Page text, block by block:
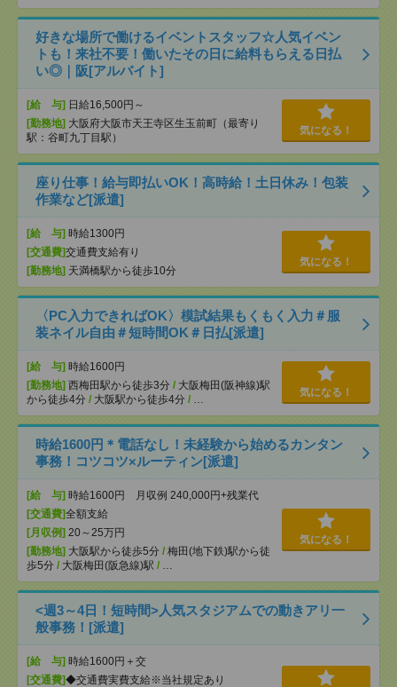
好きな場所で働けるイベントスタッフ☆人気イベン
トも！来社不要！働いたその日に給料もらえる日払
い◎｜阪[アルバイト]
[給 与] 日給16,500円～
[勤務地] 大阪府大阪市天王寺区生玉前町（最寄り
駅：谷町九丁目駅）
気になる！
座り仕事！給与即払いOK！高時給！土日休み！包装
作業など[派遣]
[給 与] 時給1300円
[交通費]交通費支給有り
[勤務地] 天満橋駅から徒歩10分
気になる！
〈PC入力できればOK〉模試結果もくもく入力＃服
装ネイル自由＃短時間OK＃日払[派遣]
[給 与] 時給1600円
[勤務地] 西梅田駅から徒歩3分 / 大阪梅田(阪神線)駅
から徒歩4分 / 大阪駅から徒歩4分 / …
気になる！
時給1600円＊電話なし！未経験から始めるカンタン
事務！コツコツ×ルーティン[派遣]
[給 与] 時給1600円 月収例 240,000円+残業代
[交通費]全額支給
[月収例] 20～25万円
[勤務地] 大阪駅から徒歩5分 / 梅田(地下鉄)駅から徒
歩5分 / 大阪梅田(阪急線)駅 / …
気になる！
<週3～4日！短時間>人気スタジアムでの動きアリ一
般事務！[派遣]
[給 与] 時給1600円＋交
[交通費]◆交通費実費支給※当社規定あり